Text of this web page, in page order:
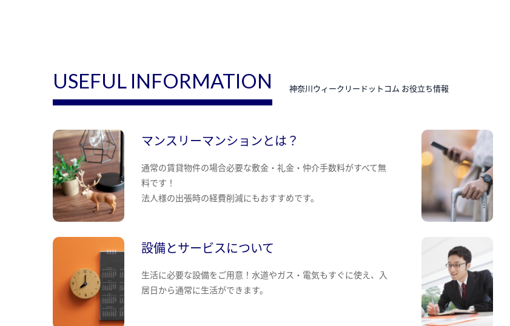
USEFUL INFORMATION 神奈川ウィークリードットコム お役立ち情報
マンスリーマンションとは？
通常の賃貸物件の場合必要な敷金・礼金・仲介手数料がすべて無
料です！
法人様の出張時の経費削減にもおすすめです。
設備とサービスについて
生活に必要な設備をご用意！水道やガス・電気もすぐに使え、入
居日から通常に生活ができます。